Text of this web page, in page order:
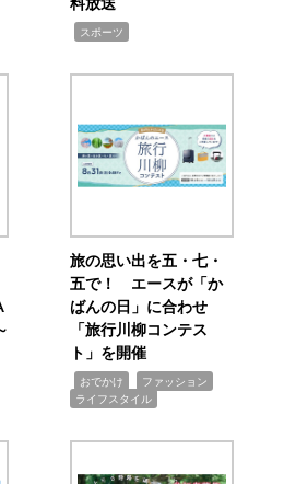
スポーツ
旅の思い出を五・七・
五で！ エースが「か
ばんの日」に合わせ
「旅行川柳コンテス
ト」を開催
おでかけ ファッション
ライフスタイル